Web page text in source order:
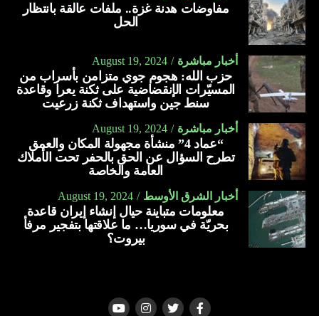
مفاوضات هدنة غزة.. ملفات عالقة بانتظار
الحل
أخبار مباشرة August 19, 2024
حزب الله: هجوم جوي متزامن بأسراب من
المسيّرات الإنقضاضية على ثكنة يعرا وقاعدة
سنط جين واستهداف ثكنة زرعيت
أخبار مباشرة August 19, 2024
“عماد 4” منشأة مجهولة المكان والعمق
تطرح السؤال عن الحق بالحفر تحت الأملاك
العامة والخاصة
أخبار الشرق الأوسط August 19, 2024
معلومات متباينة حيال إنشاء إيران قاعدة
بحريّة في سوريا… ما علاقتها بتفجير مرفأ
بيروت؟